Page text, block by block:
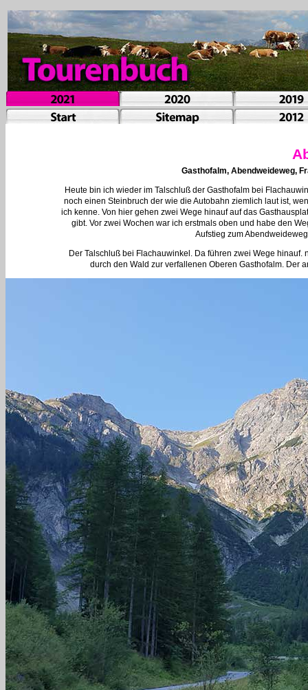
Gasthofalm, Abendweideweg,
Heute bin ich wieder im Talschluß der Gasthofalm bei
noch einen Steinbruch der wie die Autobahn ziemlich laut ist,
ich kenne. Von hier gehen zwei Wege hinauf auf das
gibt. Vor zwei Wochen war ich erstmals oben und habe den
Aufstieg zum
Der Talschluß bei Flachauwinkel. Da führen zwei Wege
durch den Wald zur verfallenen Oberen Gasthofalm. Der